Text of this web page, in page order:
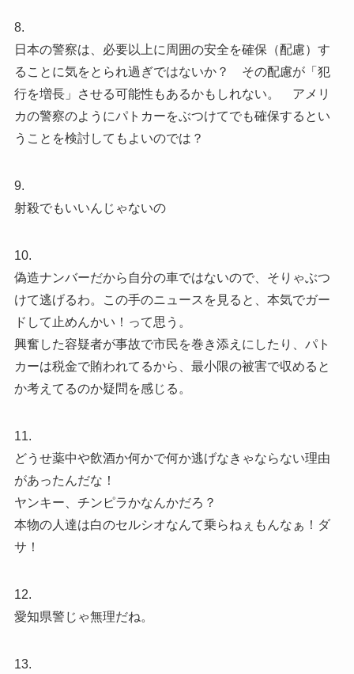
8.
日本の警察は、必要以上に周囲の安全を確保（配慮）す
ることに気をとられ過ぎではないか？ その配慮が「犯
行を増長」させる可能性もあるかもしれない。 アメリ
カの警察のようにパトカーをぶつけてでも確保するとい
うことを検討してもよいのでは？
9.
射殺でもいいんじゃないの
10.
偽造ナンバーだから自分の車ではないので、そりゃぶつ
けて逃げるわ。この手のニュースを見ると、本気でガー
ドして止めんかい！って思う。
興奮した容疑者が事故で市民を巻き添えにしたり、パト
カーは税金で賄われてるから、最小限の被害で収めると
か考えてるのか疑問を感じる。
11.
どうせ薬中や飲酒か何かで何か逃げなきゃならない理由
があったんだな！
ヤンキー、チンピラかなんかだろ？
本物の人達は白のセルシオなんて乗らねぇもんなぁ！ダ
サ！
12.
愛知県警じゃ無理だね。
13.